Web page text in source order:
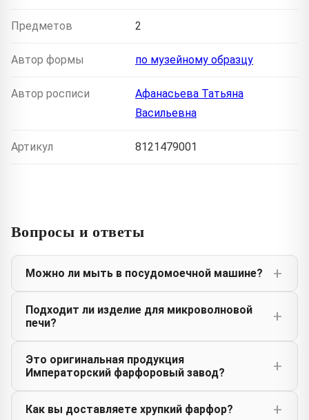
Предметов 2
Автор формы по музейному образцу
Автор росписи
Афанасьева Татьяна
Васильевна
Артикул 8121479001
Вопросы и ответы
Можно ли мыть в посудомоечной машине?
Подходит ли изделие для микроволновой
печи?
Это оригинальная продукция
Императорский фарфоровый завод?
Как вы доставляете хрупкий фарфор?